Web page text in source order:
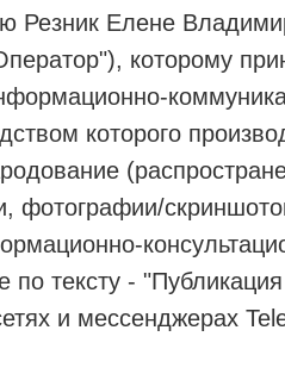
Резник Елене
которому
которого
фотографии/
по тексту -
и мессенджерах